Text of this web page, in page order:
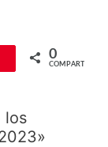
0
COMPARTIR
los